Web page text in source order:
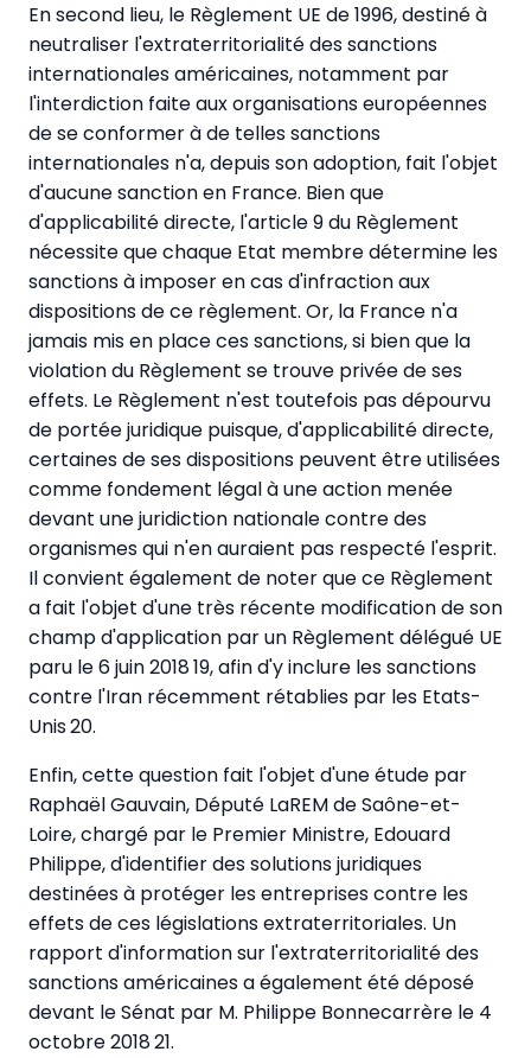
En second lieu, le Règlement UE de 1996, destiné à
neutraliser l'extraterritorialité des sanctions
internationales américaines, notamment par
l'interdiction faite aux organisations européennes
de se conformer à de telles sanctions
internationales n'a, depuis son adoption, fait l'objet
d'aucune sanction en France. Bien que
d'applicabilité directe, l'article 9 du Règlement
nécessite que chaque Etat membre détermine les
sanctions à imposer en cas d'infraction aux
dispositions de ce règlement. Or, la France n'a
jamais mis en place ces sanctions, si bien que la
violation du Règlement se trouve privée de ses
effets. Le Règlement n'est toutefois pas dépourvu
de portée juridique puisque, d'applicabilité directe,
certaines de ses dispositions peuvent être utilisées
comme fondement légal à une action menée
devant une juridiction nationale contre des
organismes qui n'en auraient pas respecté l'esprit.
Il convient également de noter que ce Règlement
a fait l'objet d'une très récente modification de son
champ d'application par un Règlement délégué UE
paru le 6 juin 2018 19, afin d'y inclure les sanctions
contre l'Iran récemment rétablies par les Etats-
Unis 20.
Enfin, cette question fait l'objet d'une étude par
Raphaël Gauvain, Député LaREM de Saône-et-
Loire, chargé par le Premier Ministre, Edouard
Philippe, d'identifier des solutions juridiques
destinées à protéger les entreprises contre les
effets de ces législations extraterritoriales. Un
rapport d'information sur l'extraterritorialité des
sanctions américaines a également été déposé
devant le Sénat par M. Philippe Bonnecarrère le 4
octobre 2018 21.